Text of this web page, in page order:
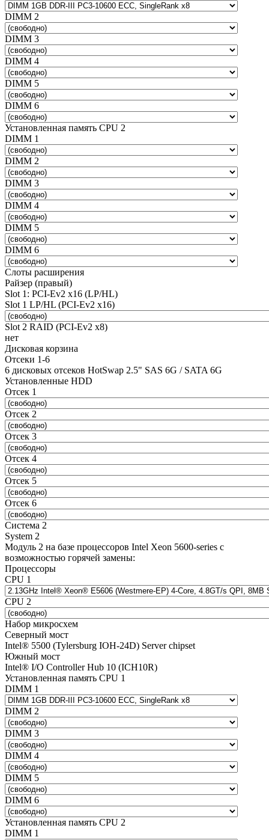
DIMM 2
DIMM 3
DIMM 4
DIMM 5
DIMM 6
Установленная память CPU 2
DIMM 1
DIMM 2
DIMM 3
DIMM 4
DIMM 5
DIMM 6
Слоты расширения
Райзер (правый)
Slot 1: PCI-Ev2 x16 (LP/HL)
Slot 1 LP/HL (PCI-Ev2 x16)
Slot 2 RAID (PCI-Ev2 x8)
нет
Дисковая корзина
Отсеки 1-6
6 дисковых отсеков HotSwap 2.5" SAS 6G / SATA 6G
Установленные HDD
Отсек 1
Отсек 2
Отсек 3
Отсек 4
Отсек 5
Отсек 6
Система 2
System 2
Модуль 2 на базе процессоров Intel Xeon 5600-series с
возможностью горячей замены:
Процессоры
CPU 1
CPU 2
Набор микросхем
Северный мост
Intel® 5500 (Tylersburg IOH-24D) Server chipset
Южный мост
Intel® I/O Controller Hub 10 (ICH10R)
Установленная память CPU 1
DIMM 1
DIMM 2
DIMM 3
DIMM 4
DIMM 5
DIMM 6
Установленная память CPU 2
DIMM 1